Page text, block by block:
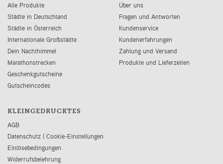
Alle Produkte
Städte in Deutschland
Städte in Österreich
Internationale Großstädte
Dein Nachthimmel
Marathonstrecken
Geschenkgutscheine
Gutscheincodes
Über uns
Fragen und Antworten
Kundenservice
Kundenerfahrungen
Zahlung und Versand
Produkte und Lieferzeiten
KLEINGEDRUCKTES
AGB
Datenschutz | Cookie-Einstellungen
Einlösebedingungen
Widerrufsbelehrung